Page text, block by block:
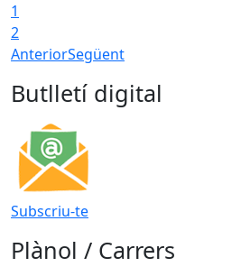
1
2
AnteriorSegüent
Butlletí digital
Subscriu-te
Plànol / Carrers